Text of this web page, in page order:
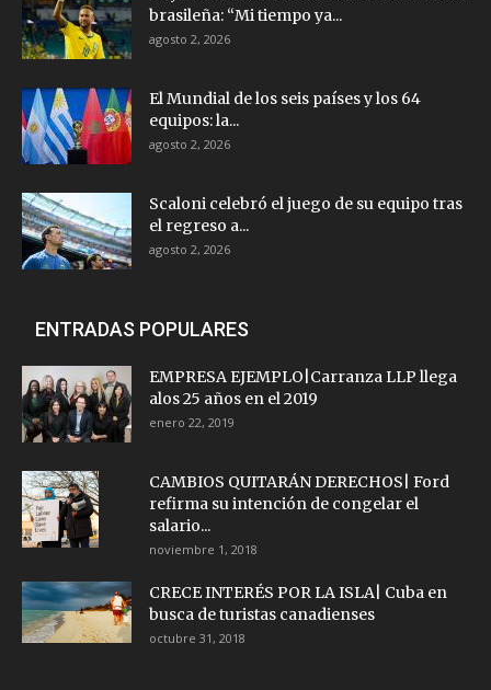
brasileña: “Mi tiempo ya...
agosto 2, 2026
El Mundial de los seis países y los 64
equipos: la...
agosto 2, 2026
Scaloni celebró el juego de su equipo tras
el regreso a...
agosto 2, 2026
ENTRADAS POPULARES
EMPRESA EJEMPLO|Carranza LLP llega
alos 25 años en el 2019
enero 22, 2019
CAMBIOS QUITARÁN DERECHOS| Ford
refirma su intención de congelar el
salario...
noviembre 1, 2018
CRECE INTERÉS POR LA ISLA| Cuba en
busca de turistas canadienses
octubre 31, 2018